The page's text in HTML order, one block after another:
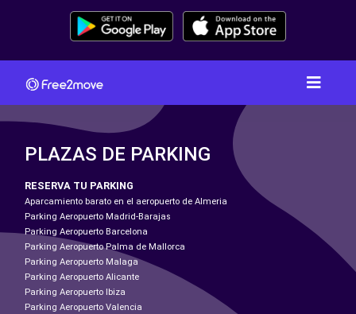
PLAZAS DE PARKING
RESERVA TU PARKING
Aparcamiento barato en el aeropuerto de Almeria
Parking Aeropuerto Madrid-Barajas
Parking Aeropuerto Barcelona
Parking Aeropuerto Palma de Mallorca
Parking Aeropuerto Malaga
Parking Aeropuerto Alicante
Parking Aeropuerto Ibiza
Parking Aeropuerto Valencia